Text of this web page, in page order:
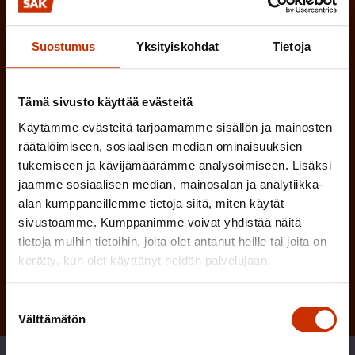
Suostumus Yksityiskohdat Tietoja
Tämä sivusto käyttää evästeitä
Käytämme evästeitä tarjoamamme sisällön ja mainosten
räätälöimiseen, sosiaalisen median ominaisuuksien
tukemiseen ja kävijämäärämme analysoimiseen. Lisäksi
jaamme sosiaalisen median, mainosalan ja analytiikka-
alan kumppaneillemme tietoja siitä, miten käytät
sivustoamme. Kumppanimme voivat yhdistää näitä
tietoja muihin tietoihin, joita olet antanut heille tai joita on
kerätty, kun olet käyttänyt heidän palvelujaan.
valinta
Välttämätön
l
n
n
)
Tilaa